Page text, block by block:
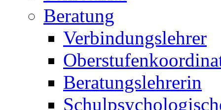
Beratung
Verbindungslehrer
Beratungslehrerin